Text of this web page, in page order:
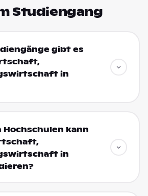
Studiengang
gibt es
in
Hochschulen kann
in